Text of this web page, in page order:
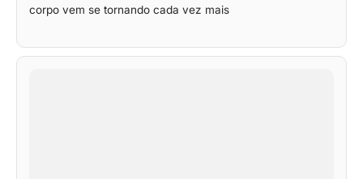
corpo vem se tornando cada vez mais